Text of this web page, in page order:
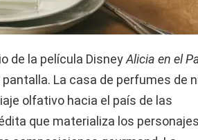
de la película DisneyAlicia en el
La casa de perfumes de
olfativo hacia el país de las
que materializa los